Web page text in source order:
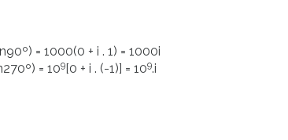
= 1000(0 + i . 1) = 1000i
= 109[0 + i . (-1)] = 109.i